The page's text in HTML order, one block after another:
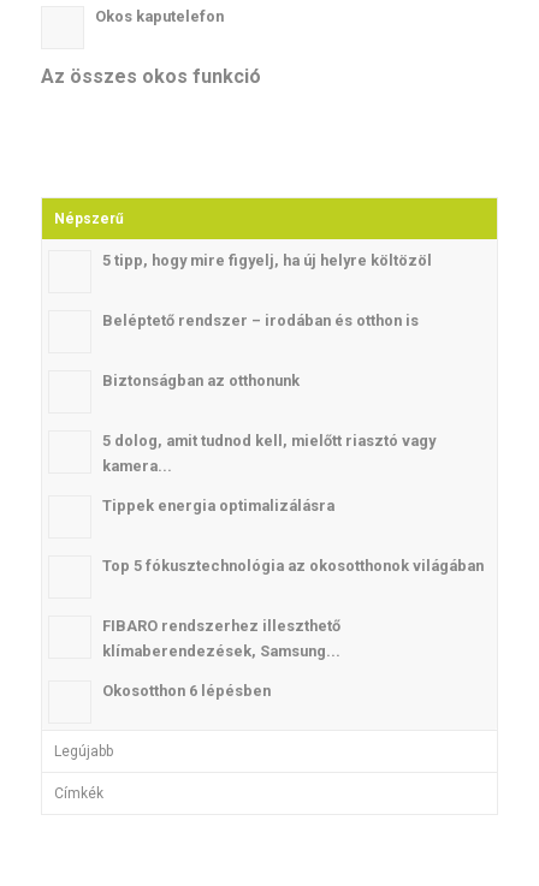
Okos kaputelefon
Az összes okos funkció
Népszerű
5 tipp, hogy mire figyelj, ha új helyre költözöl
Beléptető rendszer – irodában és otthon is
Biztonságban az otthonunk
5 dolog, amit tudnod kell, mielőtt riasztó vagy
kamera...
Tippek energia optimalizálásra
Top 5 fókusztechnológia az okosotthonok világában
FIBARO rendszerhez illeszthető
klímaberendezések, Samsung...
Okosotthon 6 lépésben
Legújabb
Címkék